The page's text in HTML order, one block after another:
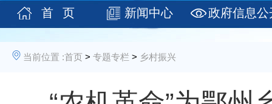
首 页 新闻中心 政府信息公
当前位置 :首页 > 专题专栏 > 乡村振兴